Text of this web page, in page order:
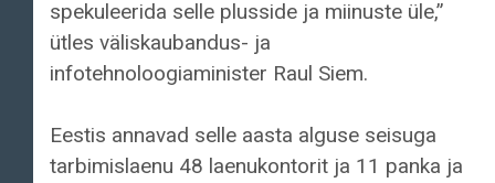
spekuleerida selle plusside ja miinuste üle,”
ütles väliskaubandus- ja
infotehnoloogiaminister Raul Siem.
Eestis annavad selle aasta alguse seisuga
tarbimislaenu 48 laenukontorit ja 11 panka ja